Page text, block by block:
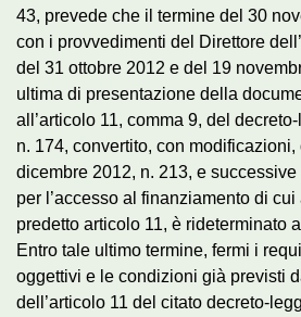
43, prevede che il termine del 30
con i provvedimenti del Direttore
del 31 ottobre 2012 e del 19
ultima di presentazione della
all’articolo 11, comma 9, del
n. 174, convertito, con
dicembre 2012, n. 213, e
per l’accesso al finanziamento di
predetto articolo 11, è rideterminato
Entro tale ultimo termine, fermi i
oggettivi e le condizioni già previsti
dell’articolo 11 del citato decreto-